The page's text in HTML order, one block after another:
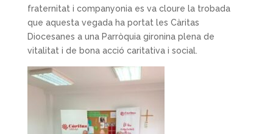
fraternitat i companyonia es va cloure la trobada
que aquesta vegada ha portat les Càritas
Diocesanes a una Parròquia gironina plena de
vitalitat i de bona acció caritativa i social.